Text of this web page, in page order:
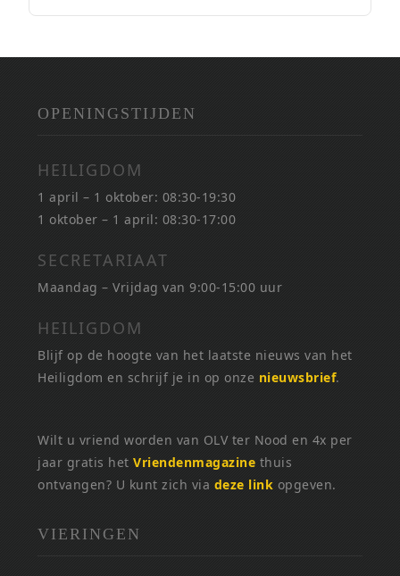
OPENINGSTIJDEN
HEILIGDOM
1 april – 1 oktober: 08:30-19:30
1 oktober – 1 april: 08:30-17:00
SECRETARIAAT
Maandag – Vrijdag van 9:00-15:00 uur
HEILIGDOM
Blijf op de hoogte van het laatste nieuws van het
Heiligdom en schrijf je in op onze nieuwsbrief.
Wilt u vriend worden van OLV ter Nood en 4x per
jaar gratis hetVriendenmagazine thuis
ontvangen? U kunt zich via deze link opgeven.
VIERINGEN